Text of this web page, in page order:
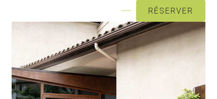
RÉSERVER